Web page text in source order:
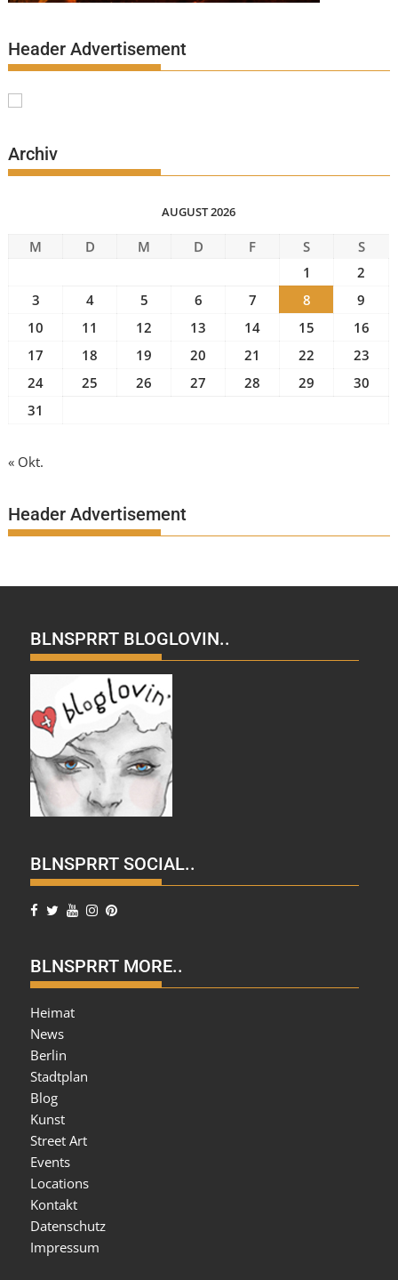
Header Advertisement
Archiv
AUGUST 2026
M D M D F S
S
1
2
3
4 5 6 7 8
9
10
11 12 13 14 15
16
17
18 19 20 21 22
23
24
25 26 27 28 29
30
31
« Okt.
Header Advertisement
BLNSPRRT BLOGLOVIN..
BLNSPRRT SOCIAL..
BLNSPRRT MORE..
Heimat
News
Berlin
Stadtplan
Blog
Kunst
Street Art
Events
Locations
Kontakt
Datenschutz
Impressum